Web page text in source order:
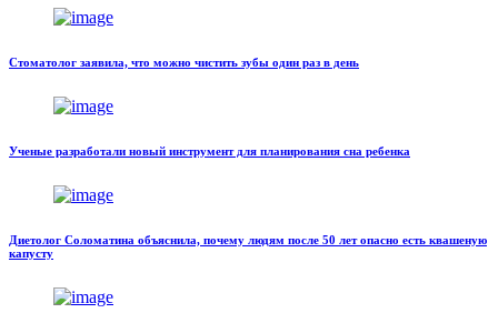
Стоматолог заявила, что можно чистить зубы один раз в день
Ученые разработали новый инструмент для планирования сна ребенка
Диетолог Соломатина объяснила, почему людям после 50 лет опасно есть квашеную
капусту